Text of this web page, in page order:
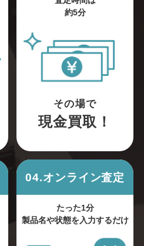
約5分
その場で
現金買取！
04.オンライン査定
たった1分
製品名や状態を入力するだけ